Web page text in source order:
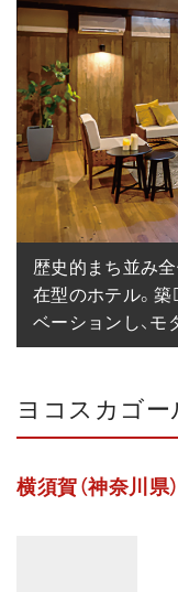
歴史的まち並み
在型のホテル。
ベーションし、モ
ヨコスカゴー
横須賀（神奈川県）